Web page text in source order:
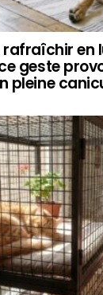
rafraîchir en
geste
pleine